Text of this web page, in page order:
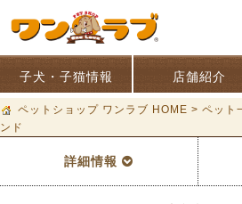
子犬・子猫情報 店舗紹介
ペットショップ ワンラブ HOME > ペット
ンド
詳細情報